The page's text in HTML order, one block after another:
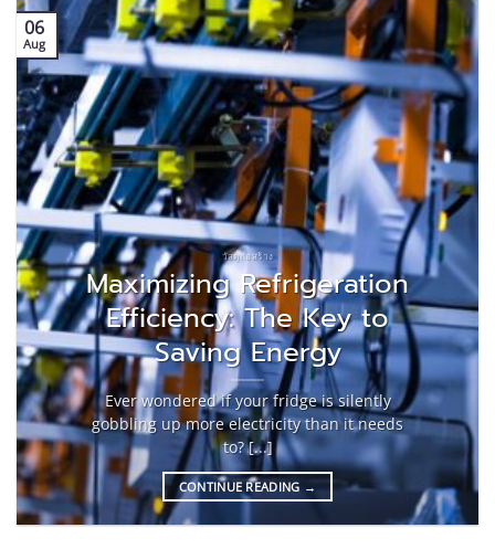
วัสดุก่อสร้าง
Maximizing Refrigeration
Efficiency: The Key to
Saving Energy
Ever wondered if your fridge is silently
gobbling up more electricity than it needs
to? [...]
CONTINUE READING →
06
Aug